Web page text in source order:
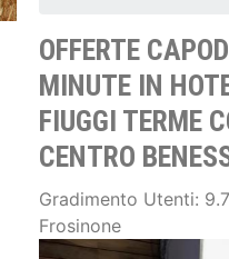
OFFERTE
MINUTE IN
FIUGGI TERME
CENTRO
Gradimento Utenti:
Frosinone